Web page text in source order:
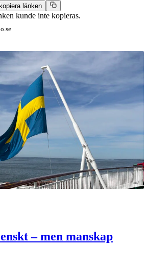
kopiera länken
kunde inte kopieras.
– men manskap